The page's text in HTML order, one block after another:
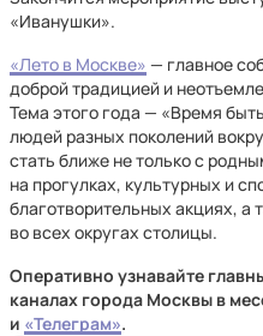
«Иванушки».
«Лето в Москве» — главное
доброй традицией и
Тема этого года — «Время
людей разных поколений
стать ближе не только с
на прогулках, культурных и
благотворительных акциях,
во всех округах столицы.
Оперативно узнавайте
каналах города Москвы в
и «Телеграм».